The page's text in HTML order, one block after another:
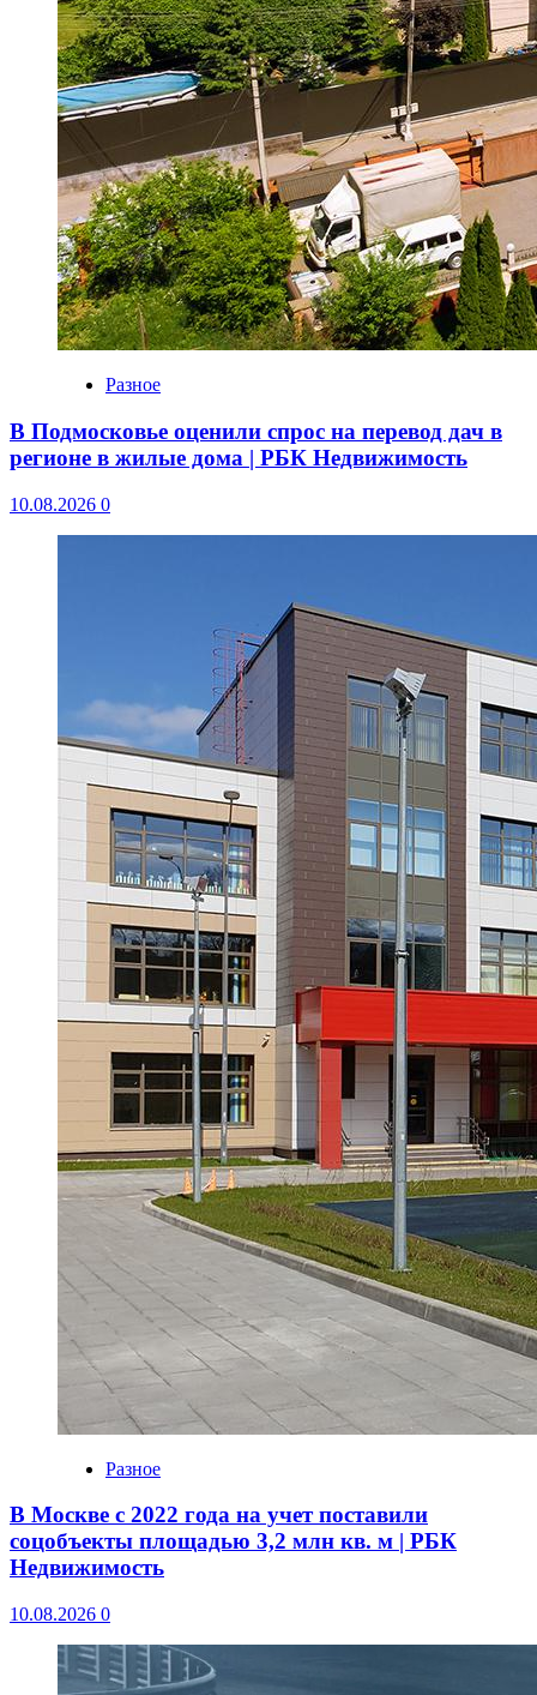
Разное
В Подмосковье оценили спрос на перевод дач в
регионе в жилые дома | РБК Недвижимость
10.08.2026 0
Разное
В Москве с 2022 года на учет поставили
соцобъекты площадью 3,2 млн кв. м | РБК
Недвижимость
10.08.2026 0